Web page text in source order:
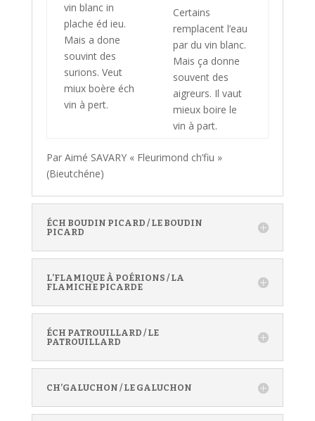
vin blanc in
plache éd ieu.
Mais a done
souvint des
surions. Veut
miux boère éch
vin à pert.
Certains
remplacent l’eau
par du vin blanc.
Mais ça donne
souvent des
aigreurs. Il vaut
mieux boire le
vin à part.
Par Aimé SAVARY « Fleurimond ch’fiu »
(Bieutchéne)
ÉCH BOUDIN PICARD / LE BOUDIN
PICARD
L’FLAMIQUE À POÉRIONS / LA
FLAMICHE PICARDE
ÉCH PATROUILLARD / LE
PATROUILLARD
CH’GALUCHON / LE GALUCHON